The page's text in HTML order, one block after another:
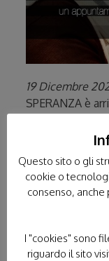
19 Dicembre
SPERANZA è
andrà in onda
25 DICEMBRE
SCOPRI DI PIÙ
La Novena di
Questo sito o gli
cookie o
consenso,
I "cookies" sono
riguardo il sito